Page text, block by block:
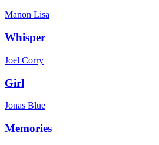
Manon Lisa
Whisper
Joel Corry
Girl
Jonas Blue
Memories